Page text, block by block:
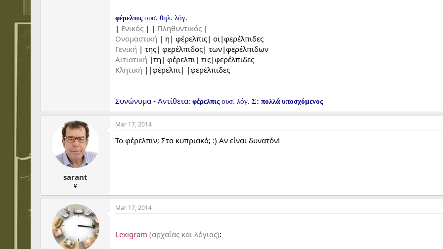
φέρελπιςουσ. θηλ. λόγ.
| Ενικός | | Πληθυντικός |
Ονομαστική | η| φέρελπις| οι|φερέλπιδες
Γενική | της| φερέλπιδος| των|φερέλπιδων
Αιτιατική |τη| φέρελπι| τις|φερέλπιδες
Κλητική ||φέρελπι| |φερέλπιδες
Συνώνυμα - Αντίθετα: φέρελπις ουσ. λόγ. Σ: πολλά υποσχόμενος
sarant
¥
Mar 17, 2014
Το φέρελπιν; Στα κυπριακά; :) Αν είναι δυνατόν!
Mar 17, 2014
Lexigram (αρχαίας και λόγιας):